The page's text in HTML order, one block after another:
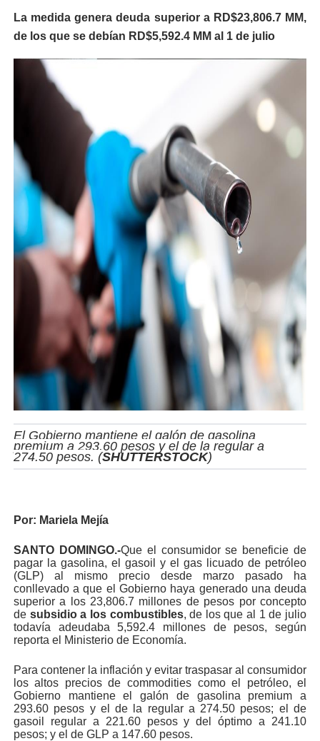
La medida genera deuda superior a RD$23,806.7 MM,
de los que se debían RD$5,592.4 MM al 1 de julio
El Gobierno mantiene el galón de gasolina
premium a 293.60 pesos y el de la regular a
274.50 pesos. (SHUTTERSTOCK)
Por: Mariela Mejía
SANTO DOMINGO.-Que el consumidor se beneficie de
pagar la gasolina, el gasoil y el gas licuado de petróleo
(GLP) al mismo precio desde marzo pasado ha
conllevado a que el Gobierno haya generado una deuda
superior a los 23,806.7 millones de pesos por concepto
de subsidio a los combustibles, de los que al 1 de julio
todavía adeudaba 5,592.4 millones de pesos, según
reporta el Ministerio de Economía.
Para contener la inflación y evitar traspasar al consumidor
los altos precios de commodities como el petróleo, el
Gobierno mantiene el galón de gasolina premium a
293.60 pesos y el de la regular a 274.50 pesos; el de
gasoil regular a 221.60 pesos y del óptimo a 241.10
pesos; y el de GLP a 147.60 pesos.